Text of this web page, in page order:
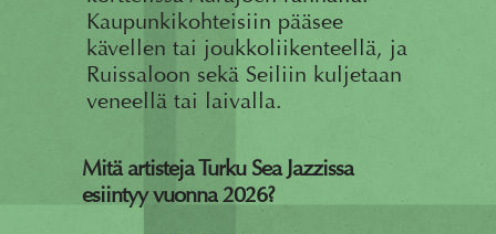
Kaupunkikohteisiin pääsee
kävellen tai joukkoliikenteellä, ja
Ruissaloon sekä Seiliin kuljetaan
veneellä tai laivalla.
Mitä artisteja Turku Sea Jazzissa
esiintyy vuonna 2026?